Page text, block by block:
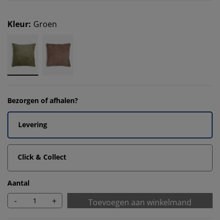
Kleur: Groen
Bezorgen of afhalen?
Levering
Click & Collect
Aantal
- + Toevoegen aan winkelmand